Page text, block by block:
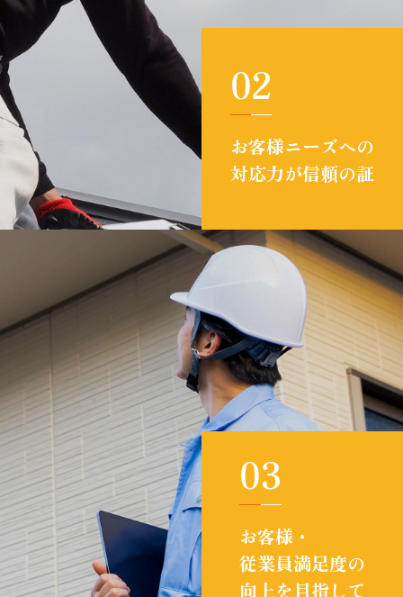
02
お客様ニーズへの
対応力が信頼の証
03
お客様・
従業員満足度の
向上を目指して